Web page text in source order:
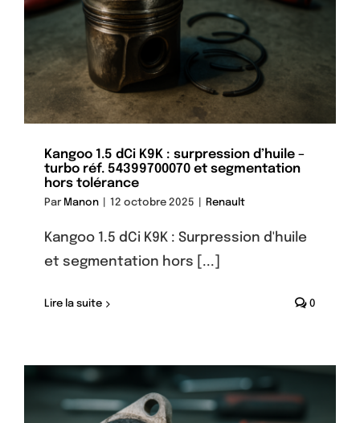
Kangoo 1.5 dCi K9K : surpression d’huile –
turbo réf. 54399700070 et segmentation
hors tolérance
Par Manon 12 octobre 2025 Renault
Kangoo 1.5 dCi K9K : Surpression d'huile
et segmentation hors [...]
Lire la suite 0